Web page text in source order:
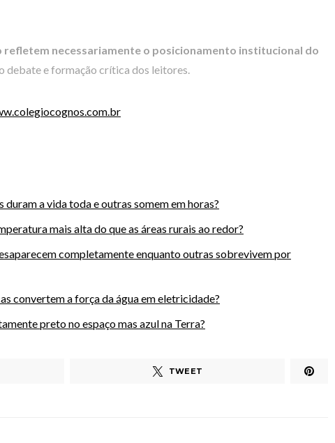
refletem necessariamente o posicionamento institucional do
debate e formação crítica dos leitores.
duram a vida toda e outras somem em horas?
mais alta do que as áreas rurais ao redor?
completamente enquanto outras sobrevivem por
convertem a força da água em eletricidade?
preto no espaço mas azul na Terra?
TWEET